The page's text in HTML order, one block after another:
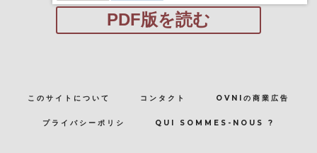
PDF版を読む
このサイトについて コンタクト OVNIの商業広告
プライバシーポリシ QUI SOMMES-NOUS ?